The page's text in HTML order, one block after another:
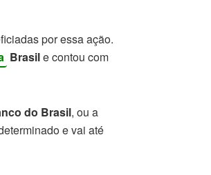
por essa ação.
Brasile contou com
do Brasil, ou a
e vai até